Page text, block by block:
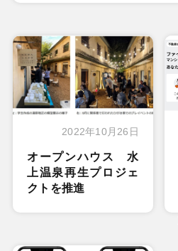
2022年10月26日
オープンハウス 水
上温泉再生プロジェ
クトを推進